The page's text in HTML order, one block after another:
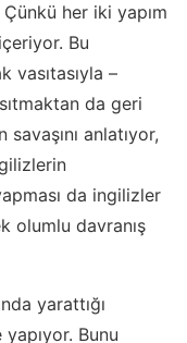
her iki yapım
Bu
vasıtasıyla –
da geri
anlatıyor,
da ingilizler
olumlu davranış
yarattığı
Bunu